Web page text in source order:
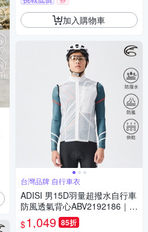
加入購物車
台灣品牌 自行車衣
ADISI 男15D羽量超撥水自行車
防風透氣背心ABV2192186｜透
明白
$1,049 85折